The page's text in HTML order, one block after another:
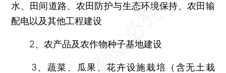
水、田间道路、农田防护与生态环境保持、农田输
配电以及其他工程建设
2、农产品及农作物种子基地建设
3、蔬菜、瓜果、花卉设施栽培（含无土栽